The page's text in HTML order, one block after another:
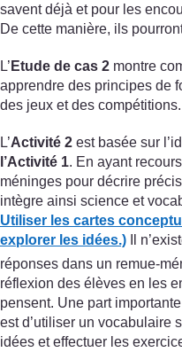
savent déjà et pour les
De cette manière, ils
L’ Etude de cas 2 montre
apprendre des principes de
des jeux et des compétitions.
L’Activité 2 est basée sur
l’Activité 1. En ayant
méninges pour décrire
intègre ainsi science et
Utiliser les cartes
explorer les idées.) Il
réponses dans un remue-
réflexion des élèves en les
pensent. Une part
est d’utiliser un vocabulaire
idées et effectuer les